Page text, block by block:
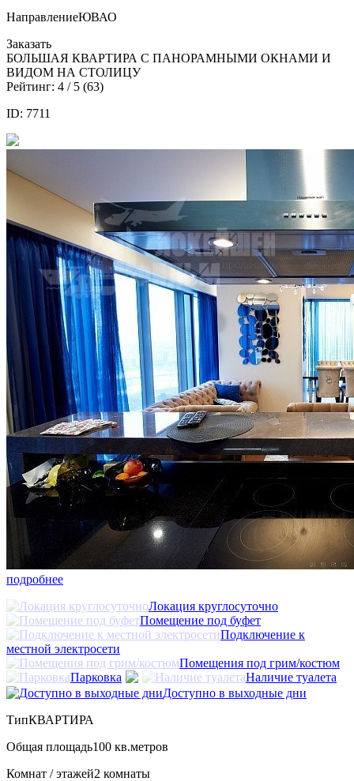
НаправлениеЮВАО
Заказать
БОЛЬШАЯ КВАРТИРА С ПАНОРАМНЫМИ ОКНАМИ И
ВИДОМ НА СТОЛИЦУ
Рейтинг: 4 / 5 (63)
ID: 7711
подробнее
Локация круглосуточно
Помещение под буфет
Подключение к
местной электросети
Помещения под грим/костюм
Парковка
Наличие туалета
Доступно в выходные дни
ТипКВАРТИРА
Общая площадь100 кв.метров
Комнат / этажей2 комнаты